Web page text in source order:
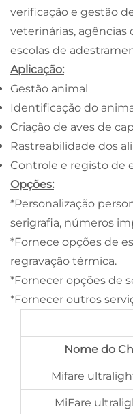
verificação e gestão
veterinárias,
escolas de
Aplicação:
Gestão animal
Identificação do
Criação de aves de
Rastreabilidade dos
Controle e registo de
Opções:
*Personalização
serigrafia, números
*Fornece opções de
regravação térmica.
*Fornecer opções de
*Fornecer outros
Nome do
Mifare
MiFare